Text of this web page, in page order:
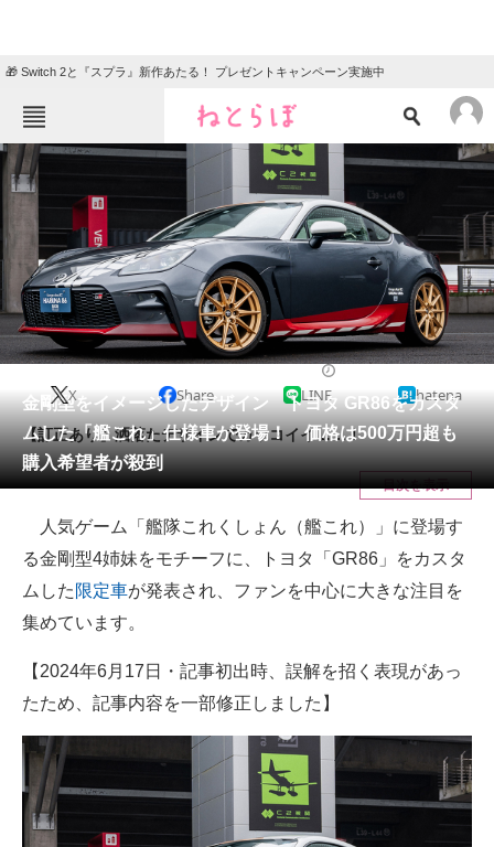
🎁 Switch 2と『スプラ』新作あたる！ プレゼントキャンペーン実施中
ねとらぼメニュー
TOP ニュース
エンタメ クイズ
グルメ 地域
住まい 教育・育児
動物 リサーチ
会員記事
メディア
注目記事を集めた総合ページ
スマホと通信の最新トレンド
進化するPCとデバイスの未来
好きが集まる 比べて選べる
AI活用のいまが分かる
金剛型をイメージしたデザイン トヨタ GR86をカスタ
ムした「艦これ」仕様車が登場！ 価格は500万円超も
購入希望者が殺到
X Share LINE hatena
【訂正あり】洒落たデザインでカッコイイ……！
目次を表示
人気ゲーム「艦隊これくしょん（艦これ）」に登場す
る金剛型4姉妹をモチーフに、トヨタ「GR86」をカスタ
ムした 限定車が発表され、ファンを中心に大きな注目を
集めています。
【2024年6月17日・記事初出時、誤解を招く表現があっ
たため、記事内容を一部修正しました】